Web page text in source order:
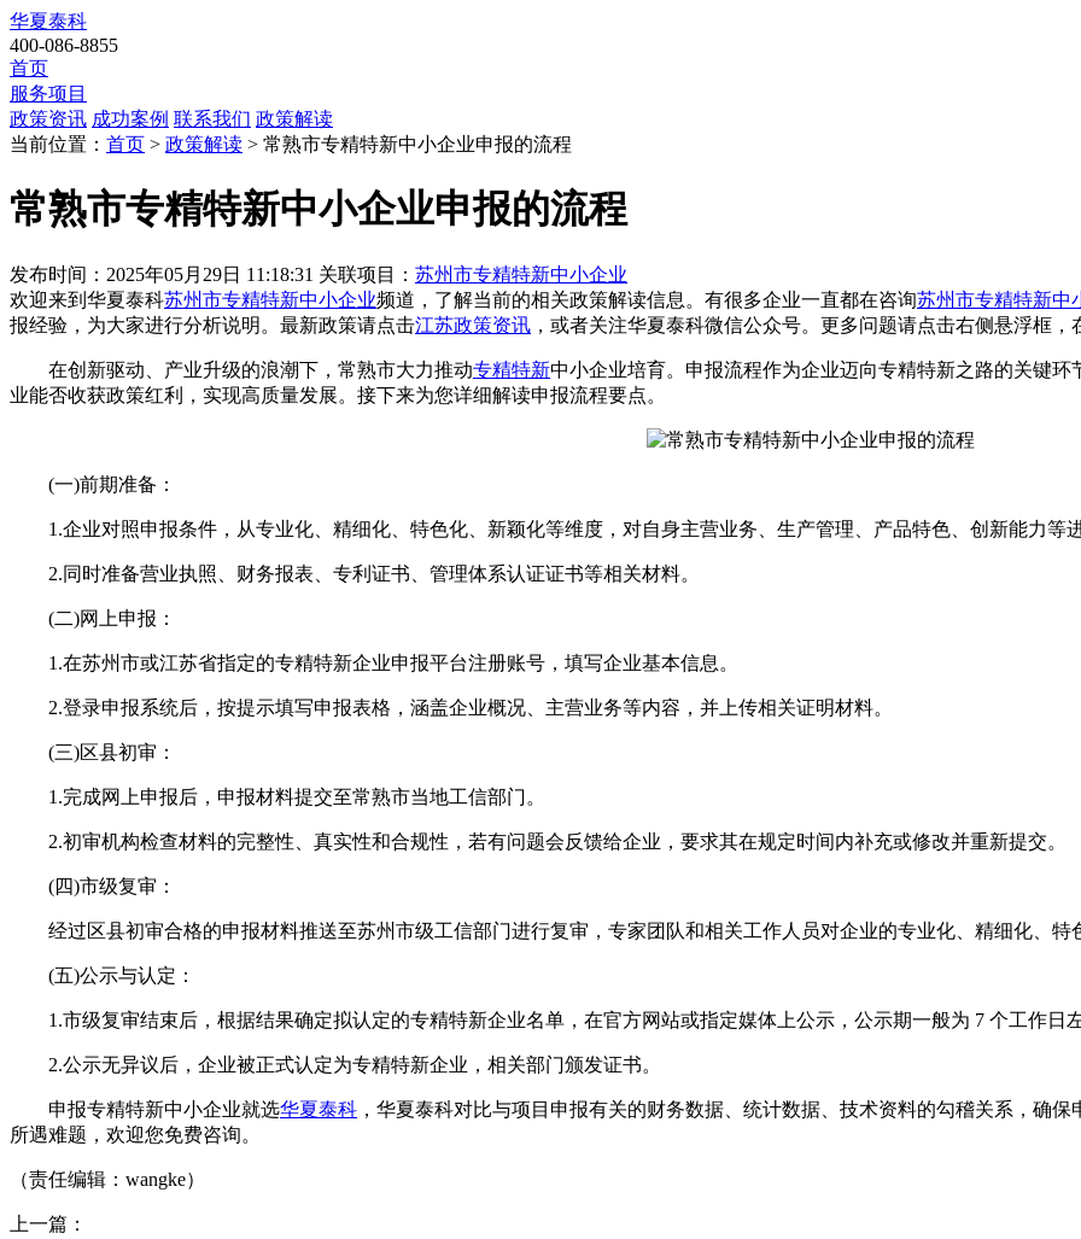
华夏泰科
400-086-8855
首页
服务项目
政策资讯 成功案例 联系我们 政策解读
当前位置： 首页 > 政策解读 > 常熟市专精特新中小企业申报的流程
常熟市专精特新中小企业申报的流程
发布时间：2025年05月29日 11:18:31 关联项目： 苏州市专精特新中小企业
欢迎来到华夏泰科苏州市专精特新中小企业频道，了解当前的相关政策解读信息。有很多企业一直都在咨询苏州市专精特新中
报经验，为大家进行分析说明。最新政策请点击江苏政策资讯 ，或者关注华夏泰科微信公众号。更多问题请点击右侧悬浮框，
在创新驱动、产业升级的浪潮下，常熟市大力推动专精特新中小企业培育。申报流程作为企业迈向专精特新之路的关键
业能否收获政策红利，实现高质量发展。接下来为您详细解读申报流程要点。
(一)前期准备：
1.企业对照申报条件，从专业化、精细化、特色化、新颖化等维度，对自身主营业务、生产管理、产品特色、创新能力等进
2.同时准备营业执照、财务报表、专利证书、管理体系认证证书等相关材料。
(二)网上申报：
1.在苏州市或江苏省指定的专精特新企业申报平台注册账号，填写企业基本信息。
2.登录申报系统后，按提示填写申报表格，涵盖企业概况、主营业务等内容，并上传相关证明材料。
(三)区县初审：
1.完成网上申报后，申报材料提交至常熟市当地工信部门。
2.初审机构检查材料的完整性、真实性和合规性，若有问题会反馈给企业，要求其在规定时间内补充或修改并重新提交。
(四)市级复审：
经过区县初审合格的申报材料推送至苏州市级工信部门进行复审，专家团队和相关工作人员对企业的专业化、精细化、特
(五)公示与认定：
1.市级复审结束后，根据结果确定拟认定的专精特新企业名单，在官方网站或指定媒体上公示，公示期一般为 7 个工作日左
2.公示无异议后，企业被正式认定为专精特新企业，相关部门颁发证书。
申报专精特新中小企业就选华夏泰科 ，华夏泰科对比与项目申报有关的财务数据、统计数据、技术资料的勾稽关系，确
所遇难题，欢迎您免费咨询。
（责任编辑：wangke）
上一篇：